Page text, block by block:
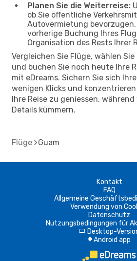
Planen Sie die Weiterreise:
ob Sie öffentliche
Autovermietung
vorherige Buchung Ihres
Organisation des Rests Ihrer
Vergleichen Sie Flüge, wählen
und buchen Sie noch heute Ihre
mit eDreams. Sichern Sie sich
wenigen Klicks und
Ihre Reise zu geniessen,
Details kümmern.
Flüge Guam
Kontakt
FAQ
Allgemeine
Verwendung von
Datenschutz
Nutzungsbedingungen für
d Desktop-
A Android app